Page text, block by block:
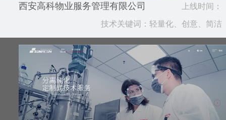
西安高科物业服务管理有限公司 上线时间：
2025.07
技术关键词：轻量化、创意、简洁